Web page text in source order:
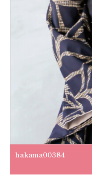
hakama00384